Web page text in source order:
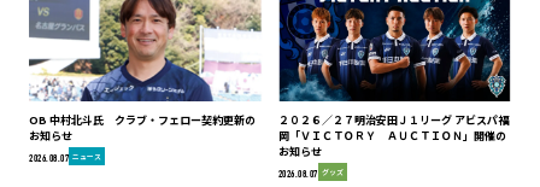
OB 中村北斗氏 クラブ・フェロー契約更新の
お知らせ
2026.08.07 ニュース
２０２６／２７明治安田Ｊ１リーグ アビスパ福
岡「ＶＩＣＴＯＲＹ ＡＵＣＴＩＯＮ」開催の
お知らせ
2026.08.07 グッズ